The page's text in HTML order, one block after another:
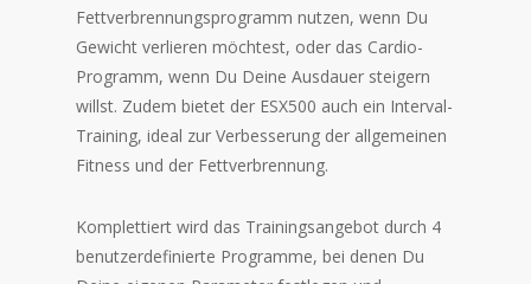
Fettverbrennungsprogramm nutzen, wenn Du
Gewicht verlieren möchtest, oder das Cardio-
Programm, wenn Du Deine Ausdauer steigern
willst. Zudem bietet der ESX500 auch ein Interval-
Training, ideal zur Verbesserung der allgemeinen
Fitness und der Fettverbrennung.
Komplettiert wird das Trainingsangebot durch 4
benutzerdefinierte Programme, bei denen Du